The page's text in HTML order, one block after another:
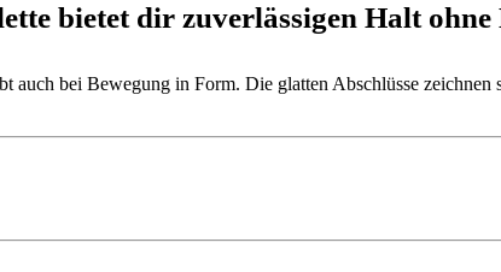
bietet dir zuverlässigen Halt ohne
bei Bewegung in Form. Die glatten Abschlüsse